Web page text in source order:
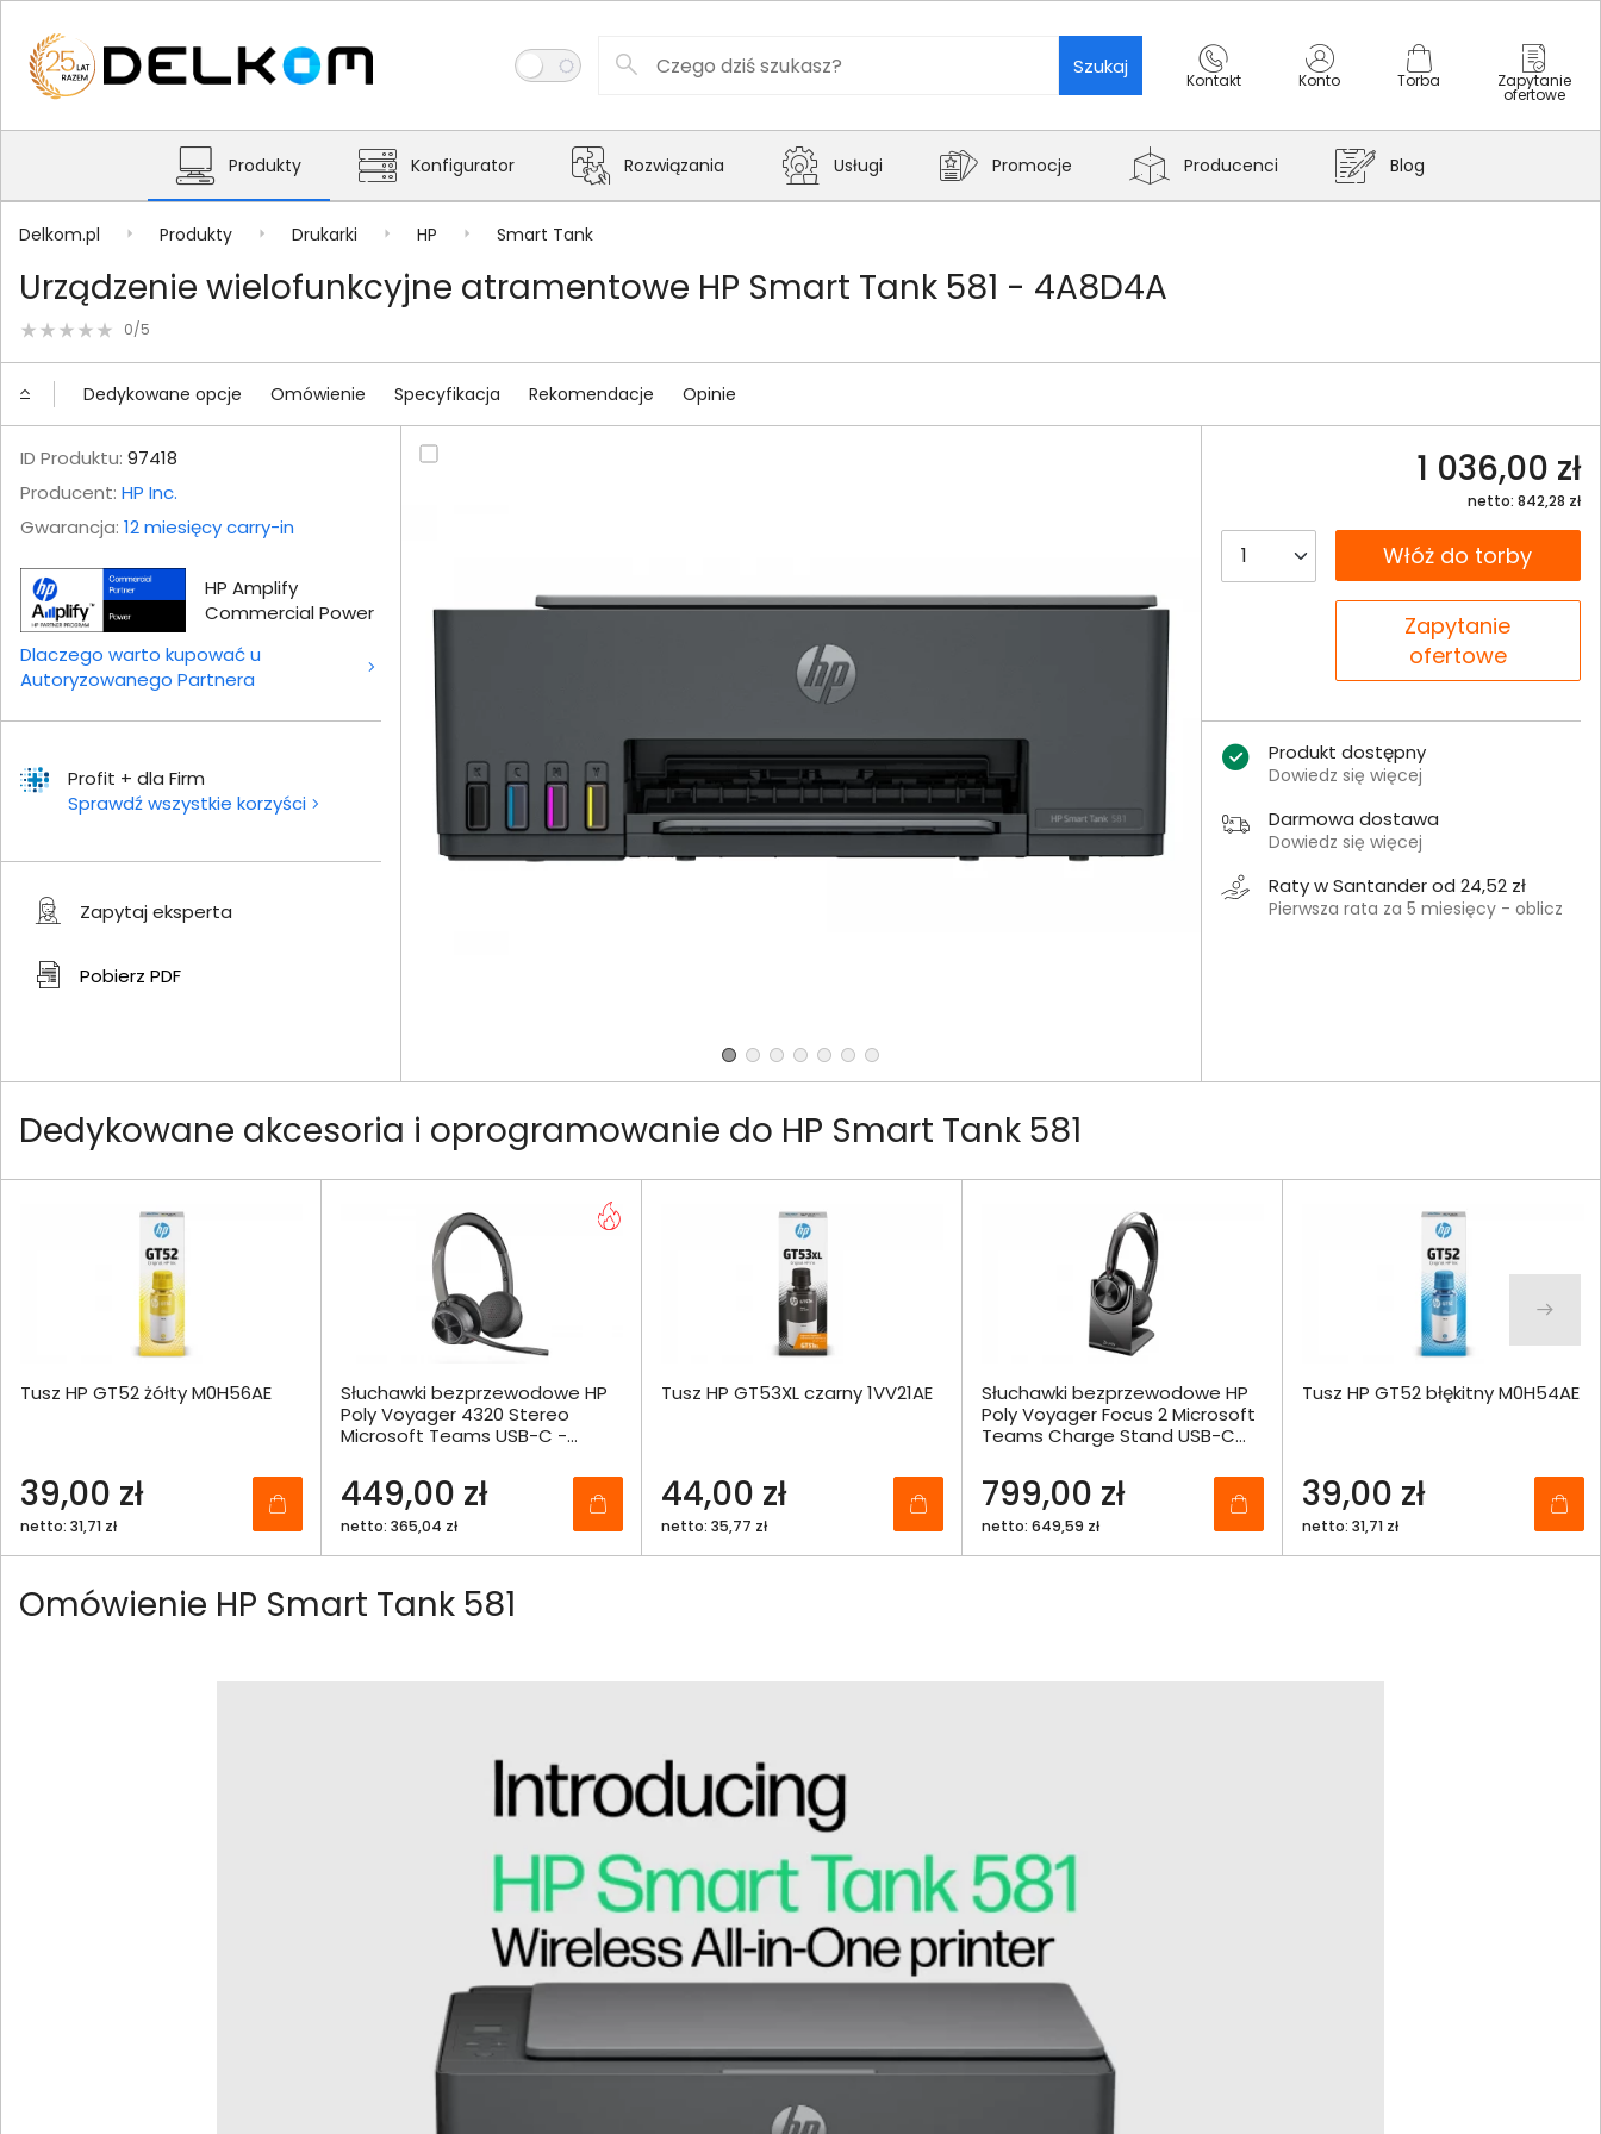
Szukaj
Kontakt Konto Torba Zapytanie
ofertowe
Produkty Konfigurator Rozwiązania Usługi Promocje Producenci Blog
Delkom.pl Produkty Drukarki HP Smart Tank
Urządzenie wielofunkcyjne atramentowe HP Smart Tank 581 - 4A8D4A
0/5
Dedykowane opcje Omówienie Specyfikacja Rekomendacje Opinie
ID Produktu: 97418
Producent: HP Inc.
Gwarancja: 12 miesięcy carry-in
HP Amplify
Commercial Power
Dlaczego warto kupować u
Autoryzowanego Partnera
Profit + dla Firm
Sprawdź wszystkie korzyści
Zapytaj eksperta
Pobierz PDF
1 036,00 zł
netto: 842,28 zł
__B2C.PRODUCT.QUANTITY
__B2C.PRODUCT.QUANTITY
Włóż do torby
Zapytanie
ofertowe
Produkt dostępny
Dowiedz się więcej
Darmowa dostawa
Dowiedz się więcej
Raty w Santander od 24,52 zł
Pierwsza rata za 5 miesięcy - oblicz
Dedykowane akcesoria i oprogramowanie do HP Smart Tank 581
Tusz HP GT52 żółty M0H56AE
39,00 zł
netto: 31,71 zł
Słuchawki bezprzewodowe HP
Poly Voyager 4320 Stereo
Microsoft Teams USB-C -
449,00 zł
netto: 365,04 zł
Tusz HP GT53XL czarny 1VV21AE
44,00 zł
netto: 35,77 zł
Słuchawki bezprzewodowe HP
Poly Voyager Focus 2 Microsoft
Teams Charge Stand USB-C
9T9J6AA
799,00 zł
netto: 649,59 zł
Tusz HP GT52 błękitny M0H54AE
39,00 zł
netto: 31,71 zł
Omówienie HP Smart Tank 581